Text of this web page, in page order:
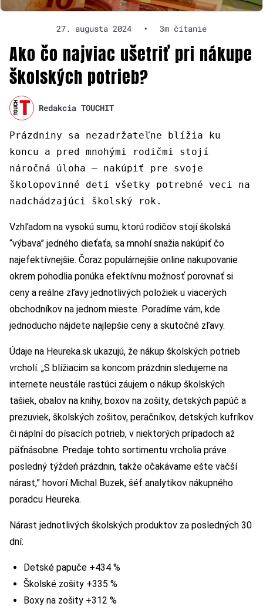
27. augusta 2024 • 3m čítanie
Ako čo najviac ušetriť pri nákupe
školských potrieb?
Redakcia TOUCHIT
Prázdniny sa nezadržateľne blížia ku
koncu a pred mnohými rodičmi stojí
náročná úloha – nakúpiť pre svoje
školopovinné deti všetky potrebné veci na
nadchádzajúci školský rok.
Vzhľadom na vysokú sumu, ktorú rodičov stojí školská
“výbava” jedného dieťaťa, sa mnohí snažia nakúpiť čo
najefektívnejšie. Čoraz populárnejšie online nakupovanie
okrem pohodlia ponúka efektívnu možnosť porovnať si
ceny a reálne zľavy jednotlivých položiek u viacerých
obchodníkov na jednom mieste. Poradíme vám, kde
jednoducho nájdete najlepšie ceny a skutočné zľavy.
Údaje na Heureka.sk ukazujú, že nákup školských potrieb
vrcholí. „S blížiacim sa koncom prázdnin sledujeme na
internete neustále rastúci záujem o nákup školských
tašiek, obalov na knihy, boxov na zošity, detských papúč a
prezuviek, školských zošitov, peračníkov, detských kufríkov
či náplní do písacích potrieb, v niektorých prípadoch až
päťnásobne. Predaje tohto sortimentu vrcholia práve
posledný týždeň prázdnin, takže očakávame ešte väčší
nárast,” hovorí Michal Buzek, šéf analytikov nákupného
poradcu Heureka.
Nárast jednotlivých školských produktov za posledných 30
dní:
Detské papuče +434 %
Školské zošity +335 %
Boxy na zošity +312 %